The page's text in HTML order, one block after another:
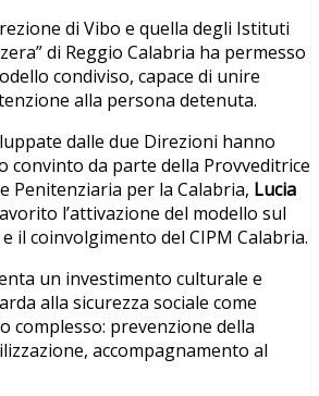
di Vibo e quella degli Istituti
di Reggio Calabria ha permesso
condiviso, capace di unire
alla persona detenuta.
dalle due Direzioni hanno
convinto da parte della Provveditrice
Penitenziaria per la Calabria, Lucia
l’attivazione del modello sul
il coinvolgimento del CIPM Calabria.
un investimento culturale e
alla sicurezza sociale come
complesso: prevenzione della
accompagnamento al